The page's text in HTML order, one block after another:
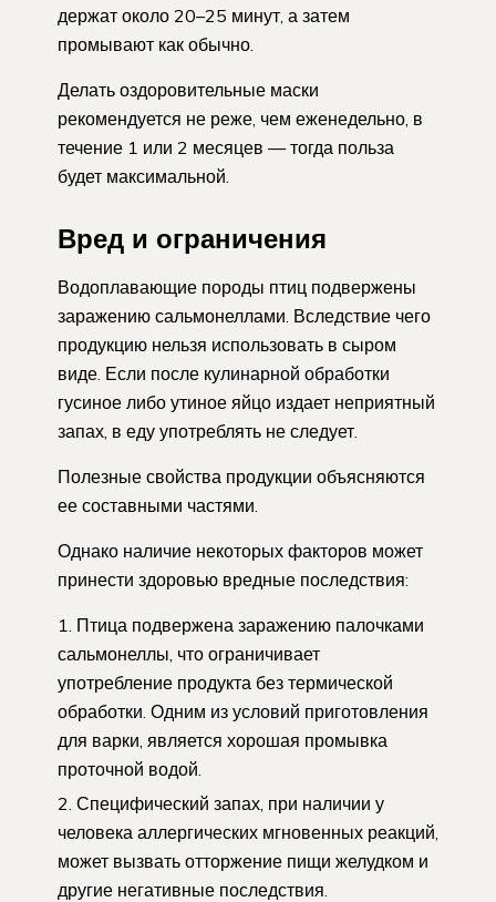
держат около 20–25 минут, а затем
промывают как обычно.
Делать оздоровительные маски
рекомендуется не реже, чем еженедельно, в
течение 1 или 2 месяцев — тогда польза
будет максимальной.
Вред и ограничения
Водоплавающие породы птиц подвержены
заражению сальмонеллами. Вследствие чего
продукцию нельзя использовать в сыром
виде. Если после кулинарной обработки
гусиное либо утиное яйцо издает неприятный
запах, в еду употреблять не следует.
Полезные свойства продукции объясняются
ее составными частями.
Однако наличие некоторых факторов может
принести здоровью вредные последствия:
Птица подвержена заражению палочками
сальмонеллы, что ограничивает
употребление продукта без термической
обработки. Одним из условий приготовления
для варки, является хорошая промывка
проточной водой.
Специфический запах, при наличии у
человека аллергических мгновенных реакций,
может вызвать отторжение пищи желудком и
другие негативные последствия.